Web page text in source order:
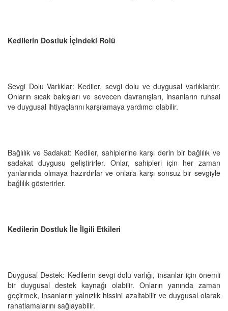
Kedilerin Dostluk İçindeki Rolü
Sevgi Dolu Varlıklar: Kediler, sevgi dolu ve duygusal varlıklardır.
Onların sıcak bakışları ve sevecen davranışları, insanların ruhsal
ve duygusal ihtiyaçlarını karşılamaya yardımcı olabilir.
Bağlılık ve Sadakat: Kediler, sahiplerine karşı derin bir bağlılık ve
sadakat duygusu geliştirirler. Onlar, sahipleri için her zaman
yanlarında olmaya hazırdırlar ve onlara karşı sonsuz bir sevgiyle
bağlılık gösterirler.
Kedilerin Dostluk İle İlgili Etkileri
Duygusal Destek: Kedilerin sevgi dolu varlığı, insanlar için önemli
bir duygusal destek kaynağı olabilir. Onların yanında zaman
geçirmek, insanların yalnızlık hissini azaltabilir ve duygusal olarak
rahatlamalarını sağlayabilir.